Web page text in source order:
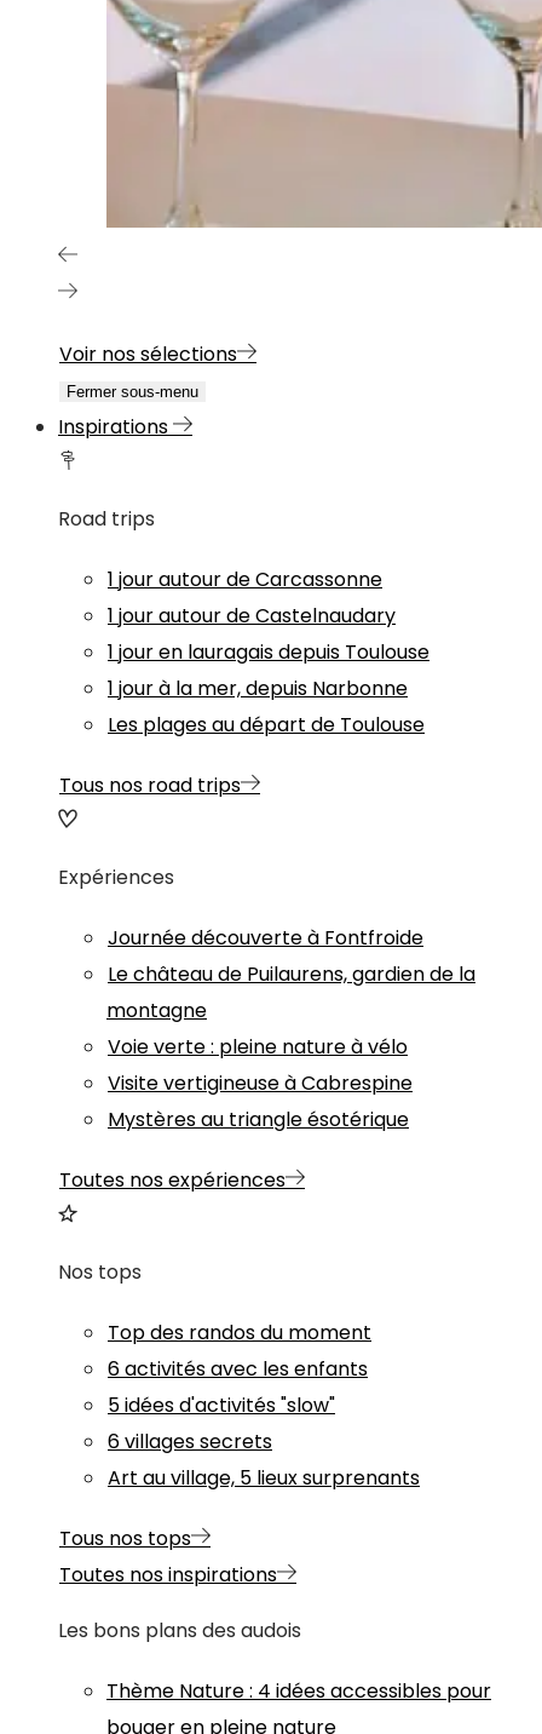
Voir nos sélections
Fermer sous-menu
Inspirations
Road trips
1 jour autour de Carcassonne
1 jour autour de Castelnaudary
1 jour en lauragais depuis Toulouse
1 jour à la mer, depuis Narbonne
Les plages au départ de Toulouse
Tous nos road trips
Expériences
Journée découverte à Fontfroide
Le château de Puilaurens, gardien de la
montagne
Voie verte : pleine nature à vélo
Visite vertigineuse à Cabrespine
Mystères au triangle ésotérique
Toutes nos expériences
Nos tops
Top des randos du moment
6 activités avec les enfants
5 idées d'activités "slow"
6 villages secrets
Art au village, 5 lieux surprenants
Tous nos tops
Toutes nos inspirations
Les bons plans des audois
Thème Nature: 4 idées accessibles pour
bouger en pleine nature